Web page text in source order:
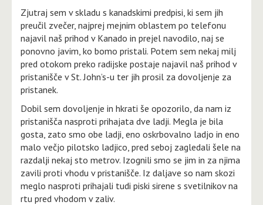
Zjutraj sem v skladu s kanadskimi predpisi, ki sem jih
preučil zvečer, najprej mejnim oblastem po telefonu
najavil naš prihod v Kanado in prejel navodilo, naj se
ponovno javim, ko bomo pristali. Potem sem nekaj milj
pred otokom preko radijske postaje najavil naš prihod v
pristanišče v St. John’s-u ter jih prosil za dovoljenje za
pristanek.
Dobil sem dovoljenje in hkrati še opozorilo, da nam iz
pristanišča nasproti prihajata dve ladji. Megla je bila
gosta, zato smo obe ladji, eno oskrbovalno ladjo in eno
malo večjo pilotsko ladjico, pred seboj zagledali šele na
razdalji nekaj sto metrov. Izognili smo se jim in za njima
zavili proti vhodu v pristanišče. Iz daljave so nam skozi
meglo nasproti prihajali tudi piski sirene s svetilnikov na
rtu pred vhodom v zaliv.